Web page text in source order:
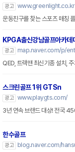
광고 www.greenlight.co.kr
운동친구를 찾는 스포츠 매칭
KPGA출신강남골프아카데
광고
map.naver.com/p/
QED, 트랙맨 최신기종 설치,
스크린골프 1위 GTSn
광고 www.playgts.com/
3년 연속 브랜드 대상! 전국
한수골프
광고 blog.naver.com/